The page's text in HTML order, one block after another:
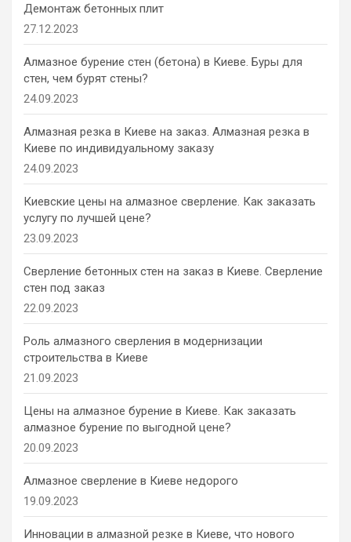
Демонтаж бетонных плит
27.12.2023
Алмазное бурение стен (бетона) в Киеве. Буры для
стен, чем бурят стены?
24.09.2023
Алмазная резка в Киеве на заказ. Алмазная резка в
Киеве по индивидуальному заказу
24.09.2023
Киевские цены на алмазное сверление. Как заказать
услугу по лучшей цене?
23.09.2023
Сверление бетонных стен на заказ в Киеве. Сверление
стен под заказ
22.09.2023
Роль алмазного сверления в модернизации
строительства в Киеве
21.09.2023
Цены на алмазное бурение в Киеве. Как заказать
алмазное бурение по выгодной цене?
20.09.2023
Алмазное сверление в Киеве недорого
19.09.2023
Инновации в алмазной резке в Киеве, что нового